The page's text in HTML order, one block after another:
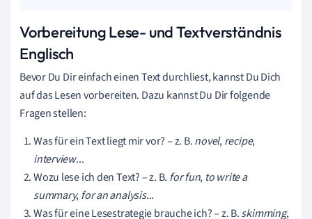
Vorbereitung Lese- und Textverständnis
Englisch
Bevor Du Dir einfach einen Text durchliest, kannst Du Dich
auf das Lesen vorbereiten. Dazu kannst Du Dir folgende
Fragen stellen:
Was für ein Text liegt mir vor? – z. B.novel,recipe,
interview...
Wozu lese ich den Text? – z. B. for fun, to write a
summary,for an analysis...
Was für eine Lesestrategie brauche ich? – z. B.skimming,